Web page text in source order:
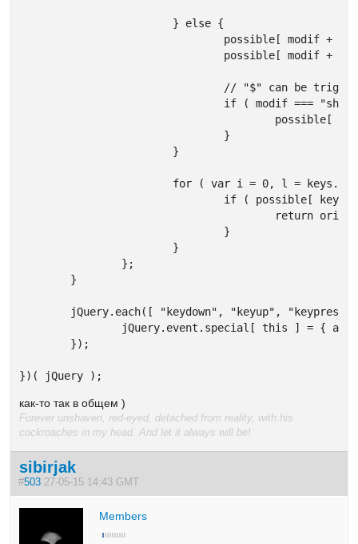
})( jQuery );
как-то так в общем )
Forever unshaven, red-eyed, detached from reality, with his
cockroaches in my head. And let it always will be!
sibirjak
#503 27-05-15 14:43 GMT
Members